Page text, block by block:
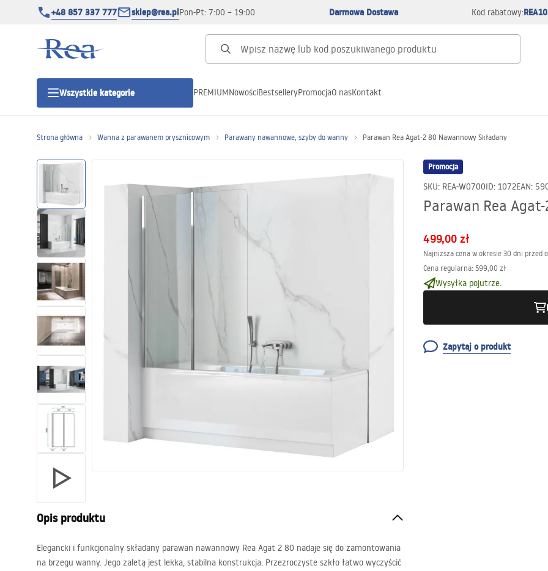
+48 857 337 777 sklep@rea.plPon-Pt: 7:00 – 19:00 Darmowa Dostawa Kod rabatowy:REA10
Wszystkie kategorie
Kategorie produktowe
Kabiny prysznicowe
Brodziki prysznicowe
Odpływy liniowe
Toalety, ubikacje
Umywalki
Wanny i parawany
Baterie
Kuchnia
Akcesoria i meble łazienkowe
PREMIUMNowościBestselleryPromocjaO nasKontakt
Strona główna Wanna z parawanem prysznicowym Parawany nawannowe, szyby do wanny Parawan Rea Agat-2 80 Nawannowy Składany
Promocja
SKU: REA-W0700ID: 1072EAN:
Parawan Rea
499,00 zł
Najniższa cena w okresie 30 dni przed
Cena regularna: 599,00 zł
Wysyłka pojutrze.
Zapytaj o produkt
Opis produktu
Elegancki i funkcjonalny składany parawan nawannowy Rea Agat 2 80 nadaje się do zamontowania
na brzegu wanny. Jego zaletą jest lekka, stabilna konstrukcja. Przezroczyste szkło łatwo wyczyścić